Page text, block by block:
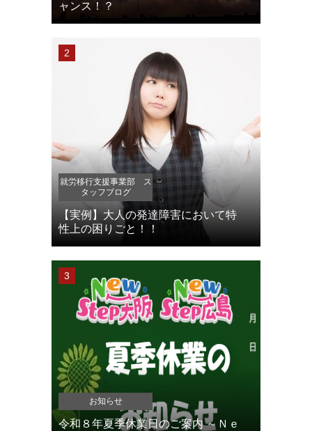
ャンス！？
就労移行支援事業部 ス
タッフブログ
【実例】大人の発達障害において特
性上の困りごと！！
お知らせ
令和８年夏季休業日のご案内 ～Ｎｅ